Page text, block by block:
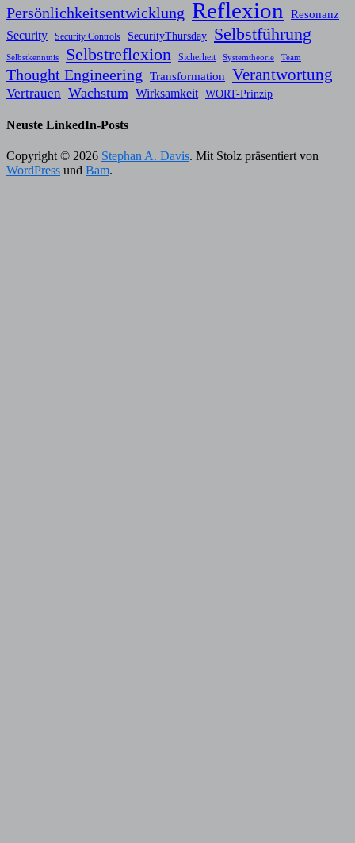
Persönlichkeitsentwicklung Reflexion
Resonanz
Security
Security Controls SecurityThursday Selbstführung
Selbstkenntnis Selbstreflexion Sicherheit Systemtheorie Team
Thought Engineering Transformation Verantwortung
Vertrauen Wachstum Wirksamkeit WORT-Prinzip
Neuste LinkedIn-Posts
Copyright © 2026 Stephan A. Davis. Mit Stolz präsentiert von
WordPress und Bam.